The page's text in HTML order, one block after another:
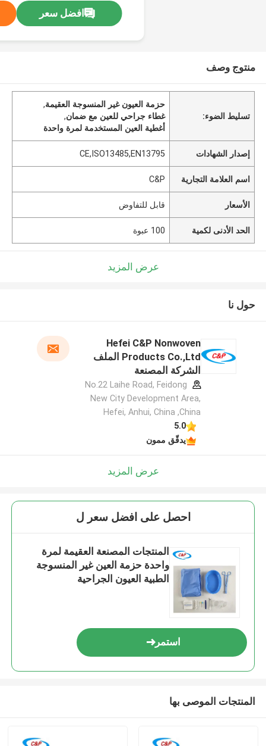
افضل سعر
منتوج وصف
تسليط الضوء:
حزمة العيون غير المنسوجة العقيمة,
غطاء جراحي للعين مع ضمان,
أغطية العين المستخدمة لمرة واحدة
إصدار الشهادات CE,ISO13485,EN13795
اسم العلامة التجارية C&P
الأسعار قابل للتفاوض
الحد الأدنى لكمية 100 عبوة
عرض المزيد
حول نا
Hefei C&P Nonwoven
Products Co.,Ltd الملف
الشركة المصنعة
No.22 Laihe Road, Feidong
New City Development Area,
Hefei, Anhui, China ,China
5.0
يدقّق ممون
عرض المزيد
احصل على افضل سعر ل
المنتجات المصنعة العقيمة لمرة
واحدة حزمة العين غير المنسوجة
الطبية العيون الجراحية
استمر
المنتجات الموصى بها